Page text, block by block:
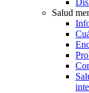
Salud